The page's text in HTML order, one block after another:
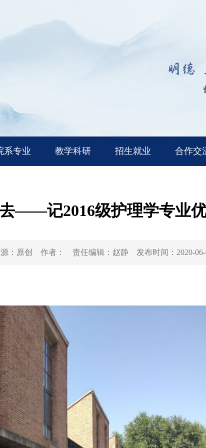
系专业 教学科研 招生就业 合作交
——记2016级护理学专业
： 原创 作者： 责任编辑： 赵静 发布时间： 2020-